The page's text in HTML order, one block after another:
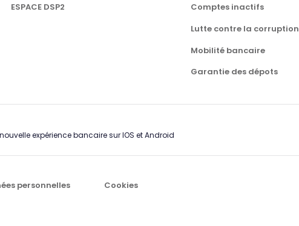
ESPACE DSP2
Comptes inactifs
Lutte contre la corruption
Mobilité bancaire
Garantie des dépots
expérience bancaire sur IOS et Android
personnelles Cookies